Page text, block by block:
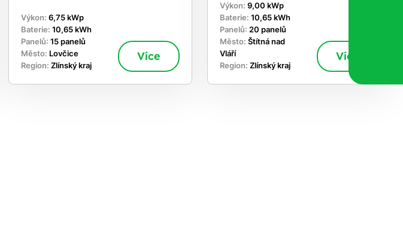
Výkon: 6,75 kWp
Baterie: 10,65 kWh
Panelů: 15 panelů
Město: Lovčice
Region: Zlínský kraj
Více
Výkon: 9,00 kWp
Baterie: 10,65 kWh
Panelů: 20 panelů
Město: Štítná nad
Vláří
Region: Zlínský kraj
Více